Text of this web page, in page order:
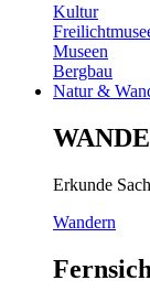
Kultur
Museen
Bergbau
Natur &
Erkunde
Wandern